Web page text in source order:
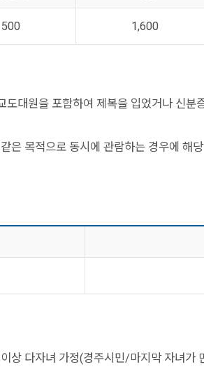
500 1,600
대원을 포함하여 제복을 입었거나 신분
은 목적으로 동시에 관람하는 경우에 해당
상 다자녀 가정(경주시민/마지막 자녀